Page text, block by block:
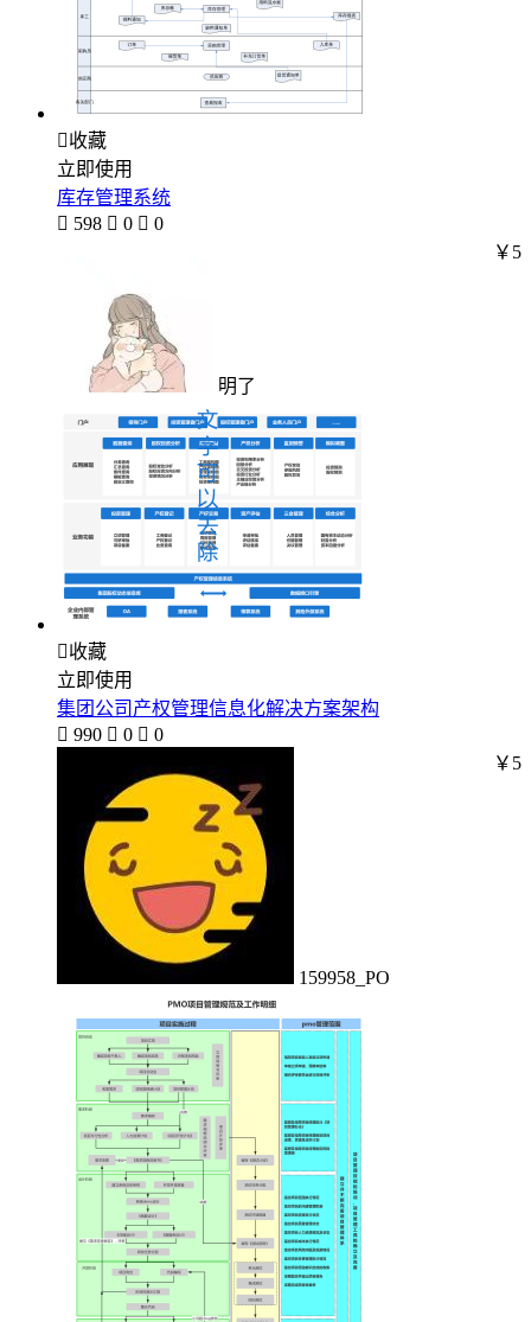
收藏
立即使用
库存管理系统
 598  0  0
明了
￥5
收藏
立即使用
集团公司产权管理信息化解决方案架构
 990  0  0
159958_PO
￥5